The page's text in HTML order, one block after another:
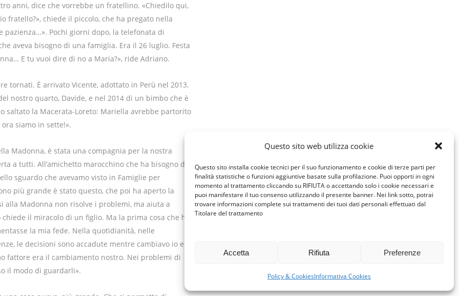
Questo sito web utilizza cookie
Questo sito installa cookie tecnici per il suo funzionamento e cookie di terze parti per
finalità statistiche o funzioni aggiuntive basate sulla profilazione. Puoi opporti in ogni
momento al trattamento cliccando su RIFIUTA o accettando solo i cookie necessari e
puoi manifestare il tuo consenso utilizzando il presente banner. Nei link sotto, potrai
trovare informazioni complete sui trattamenti dei tuoi dati personali effettuati dal
Titolare del trattamento
Accetta Rifiuta Preferenze
Policy & CookiesInformativa Cookies
anni, dice che vorrebbe un fratellino. «Chiedilo qui,
fratello?», chiede il piccolo, che ha pregato nella
pazienza…». Pochi giorni dopo, la telefonata di
aveva bisogno di una famiglia. Era il 26 luglio. Festa
E tu vuoi dire di no a Maria?», ride Adriano.
tornati. È arrivato Vicente, adottato in Perù nel 2013.
nostro quarto, Davide, e nel 2014 di un bimbo che è
saltato la Macerata-Loreto: Mariella avrebbe partorito
siamo in sette!».
Madonna, è stata una compagnia per la nostra
a tutti. All’amichetto marocchino che ha bisogno di
sguardo che avevamo visto in Famiglie per
più grande è stato questo, che poi ha aperto la
alla Madonna non risolve i problemi, ma aiuta a
il miracolo di un figlio. Ma la prima cosa che ho
la mia fede. Nella quotidianità, nelle
le decisioni sono accadute mentre cambiavo io e
fattore era il cambiamento nostro. Nei problemi di
il modo di guardarli».
una casa nuova, più grande. Che ci permette di